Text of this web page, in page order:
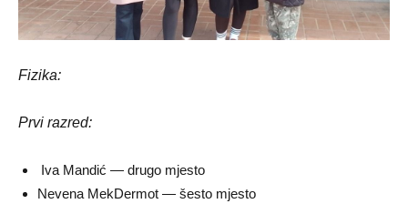
Fizika:
Prvi razred:
Iva Mandić — drugo mjesto
Nevena MekDermot — šesto mjesto